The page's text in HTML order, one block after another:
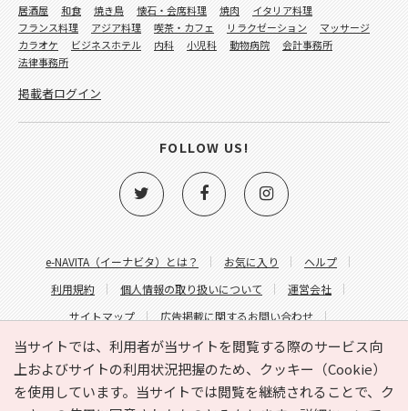
当サイトでは、利用者が当サイトを閲覧する際のサービス向
上およびサイトの利用状況把握のため、クッキー（Cookie）
を使用しています。当サイトでは閲覧を継続されることで、ク
e-NAVITA（イーナビタ）とは？ お気に入り
ヘルプ
利用規約
個人情報の取り扱いについて
運営会社
サイトマップ
広告掲載に関するお問い合わせ
サイトの内容に関するお問い合わせ
居酒屋 和食 焼き鳥 懐石・会席料理 焼肉
イタリア料理
フランス料理
アジア料理 喫茶・カフェ リラクゼーション
マッサージ
カラオケ
ビジネスホテル 内科 小児科 動物病院
会計事務所
法律事務所
掲載者ログイン
FOLLOW US!